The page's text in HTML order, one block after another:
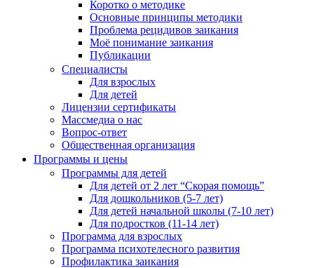
Коротко о методике
Основные принципы методики
Проблема рецидивов заикания
Моё понимание заикания
Публикации
Специалисты
Для взрослых
Для детей
Лицензии сертификаты
Массмедиа о нас
Вопрос-ответ
Общественная организация
Программы и цены
Программы для детей
Для детей от 2 лет “Скорая помощь”
Для дошкольников (5-7 лет)
Для детей начальной школы (7-10 лет)
Для подростков (11-14 лет)
Программа для взрослых
Программа психотелесного развития
Профилактика заикания